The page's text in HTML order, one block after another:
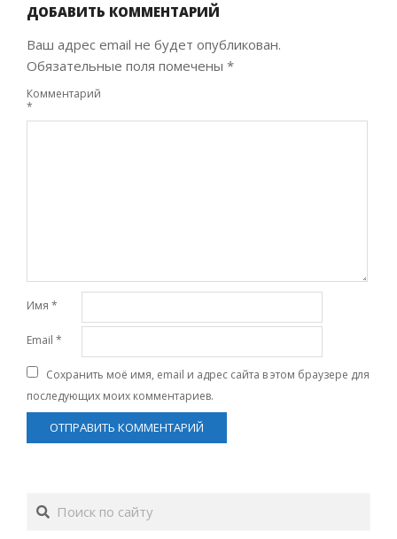
27
ДОБАВИТЬ КОММЕНТАРИЙ
Ваш адрес email не будет опубликован.
Обязательные поля помечены *
Комментарий
*
Имя *
Email *
Сохранить моё имя, email и адрес сайта в этом браузере для
последующих моих комментариев.
Поиск